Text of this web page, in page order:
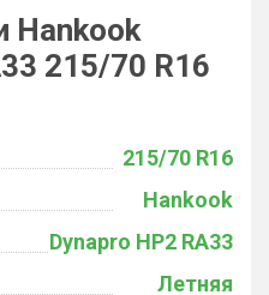
Hankook
215/70 R16
215/70 R16
Hankook
Dynapro HP2 RA33
Летняя